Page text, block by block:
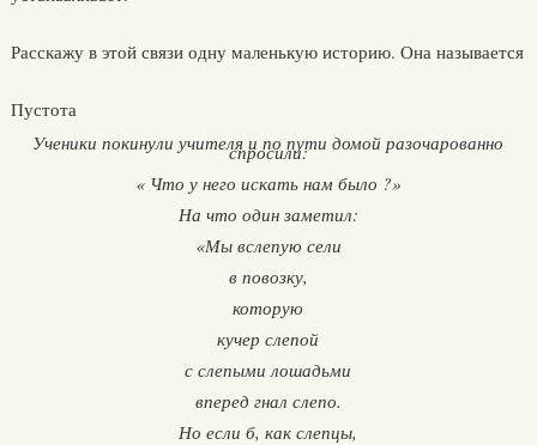
Расскажу в этой связи одну маленькую историю. Она называется
Пустота
Ученики покинули учителя и по пути домой разочарованно
спросили:
« Что у него искать нам было ?»
На что один заметил:
«Мы вслепую сели
в повозку,
которую
кучер слепой
с слепыми лошадьми
вперед гнал слепо.
Но если б, как слепцы,